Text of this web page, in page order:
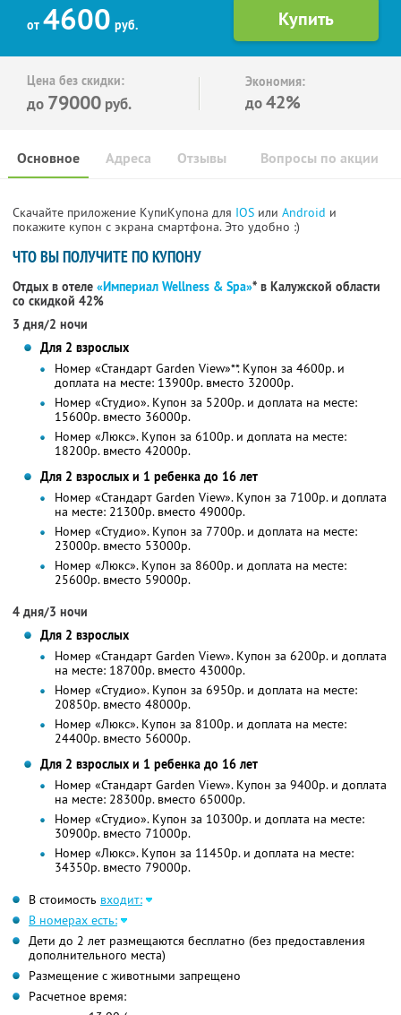
от 4600 руб.
Цена без скидки:
до 79000 руб.
Экономия:
до42%
Основное Отзывы Вопросы по акции
Адреса
Скачайте приложение КупиКупона для IOS или Android и
покажите купон с экрана смартфона. Это удобно :)
ЧТО ВЫ ПОЛУЧИТЕ ПО КУПОНУ
Отдых в отеле «Империал Wellness & Spa»* в Калужской области
со скидкой 42%
3 дня/2 ночи
Для 2 взрослых
Номер «Стандарт Garden View»**. Купон за 4600р. и
доплата на месте: 13900р. вместо 32000р.
Номер «Студио». Купон за 5200р. и доплата на месте:
15600р. вместо 36000р.
Номер «Люкс». Купон за 6100р. и доплата на месте:
18200р. вместо 42000р.
Для 2 взрослых и 1 ребенка до 16 лет
Номер «Стандарт Garden View». Купон за 7100р. и доплата
на месте: 21300р. вместо 49000р.
Номер «Студио». Купон за 7700р. и доплата на месте:
23000р. вместо 53000р.
Номер «Люкс». Купон за 8600р. и доплата на месте:
25600р. вместо 59000р.
4 дня/3 ночи
Для 2 взрослых
Номер «Стандарт Garden View». Купон за 6200р. и доплата
на месте: 18700р. вместо 43000р.
Номер «Студио». Купон за 6950р. и доплата на месте:
20850р. вместо 48000р.
Номер «Люкс». Купон за 8100р. и доплата на месте:
24400р. вместо 56000р.
Для 2 взрослых и 1 ребенка до 16 лет
Номер «Стандарт Garden View». Купон за 9400р. и доплата
на месте: 28300р. вместо 65000р.
Номер «Студио». Купон за 10300р. и доплата на месте:
30900р. вместо 71000р.
Номер «Люкс». Купон за 11450р. и доплата на месте:
34350р. вместо 79000р.
В стоимость входит:
В номерах есть:
Дети до 2 лет размещаются бесплатно (без предоставления
дополнительного места)
Размещение с животными запрещено
Расчетное время: